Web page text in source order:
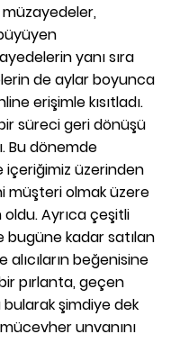
yanı sıra
de aylar boyunca
erişimle kısıtladı.
süreci geri dönüşü
Bu dönemde
içeriğimiz üzerinden
müşteri olmak üzere
Ayrıca çeşitli
kadar satılan
beğenisine
pırlanta, geçen
bularak şimdiye dek
unvanını